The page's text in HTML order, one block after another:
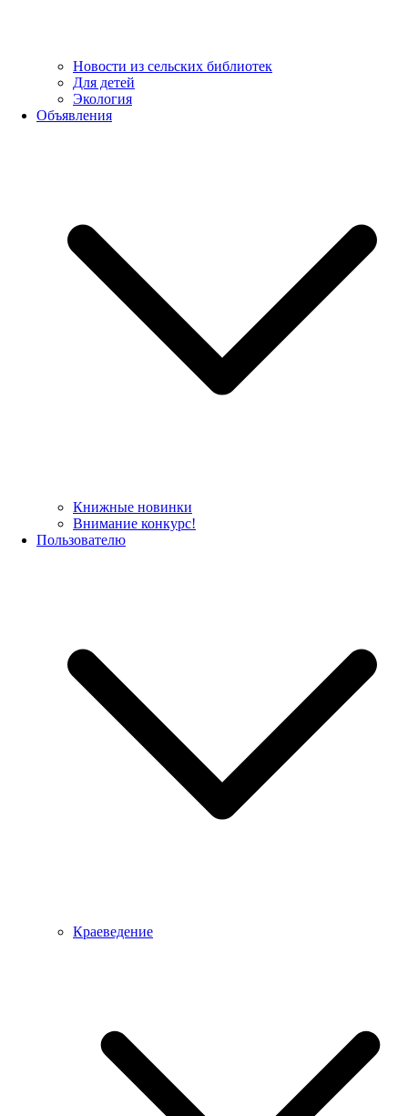
Новости из сельских библиотек
Для детей
Экология
Объявления
Книжные новинки
Внимание конкурс!
Пользователю
Краеведение